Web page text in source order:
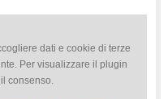
dati e cookie di terze
Per visualizzare il plugin
consenso.